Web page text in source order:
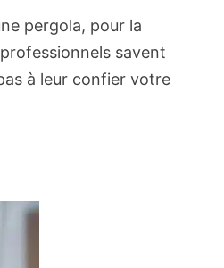
pergola, pour la
savent
à leur confier votre